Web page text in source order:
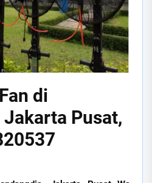
di
Pusat,